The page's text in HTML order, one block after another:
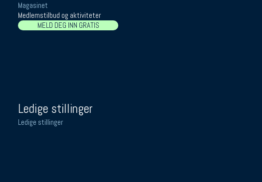
Magasinet
Medlemstilbud og aktiviteter
MELD DEG INN GRATIS
Ledige stillinger
Ledige stillinger